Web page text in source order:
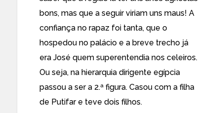
bons, mas que a seguir viriam uns maus! A
confiança no rapaz foi tanta, que o
hospedou no palácio e a breve trecho já
era José quem superentendia nos celeiros.
Ou seja, na hierarquia dirigente egípcia
passou a ser a 2.ª figura. Casou com a filha
de Putifar e teve dois filhos.